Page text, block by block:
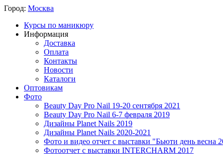
Город: Москва
Курсы по маникюру
Информация
Доставка
Оплата
Контакты
Новости
Каталоги
Оптовикам
Фото
Beauty Day Pro Nail 19-20 сентября 2021
Beauty Day Pro Nail 6-7 февраля 2019
Дизайны Planet Nails 2019
Дизайны Planet Nails 2020-2021
Фото и видео отчет с выставки "Бьюти день весна
Фотоотчет с выставки INTERCHARM 2017